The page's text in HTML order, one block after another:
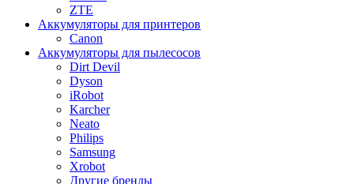
ZTE
Аккумуляторы для принтеров
Canon
Аккумуляторы для пылесосов
Dirt Devil
Dyson
iRobot
Karcher
Neato
Philips
Samsung
Xrobot
Другие бренды